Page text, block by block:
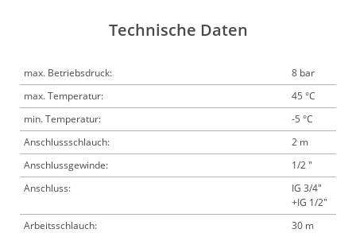
Technische Daten
max. Betriebsdruck:
8 bar
max. Temperatur:
45 °C
min. Temperatur:
-5 °C
Anschlussschlauch:
2 m
Anschlussgewinde:
1/2 "
Anschluss:
IG 3/4"
+IG 1/2"
Arbeitsschlauch:
30 m